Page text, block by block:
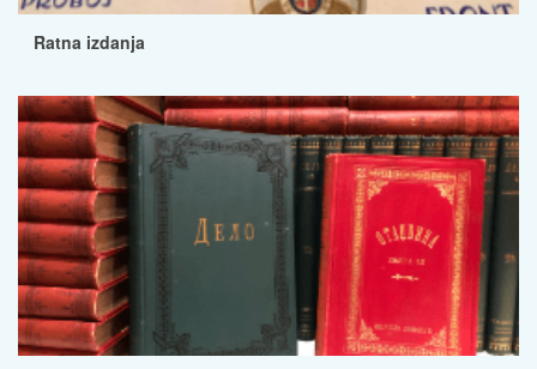
Ratna izdanja